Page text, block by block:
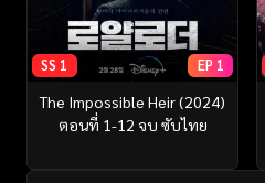
SS 1 EP 1
The Impossible Heir (2024)
ตอนที่ 1-12 จบ ซับไทย